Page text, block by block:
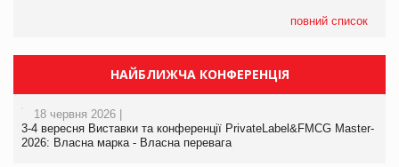
повний список
НАЙБЛИЖЧА КОНФЕРЕНЦІЯ
18 червня 2026 |
3-4 вересня Виставки та конференції PrivateLabel&FMCG Master-
2026: Власна марка - Власна перевага